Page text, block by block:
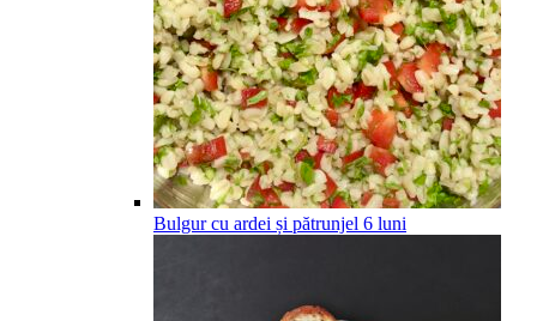
Bulgur cu ardei și pătrunjel 6 luni